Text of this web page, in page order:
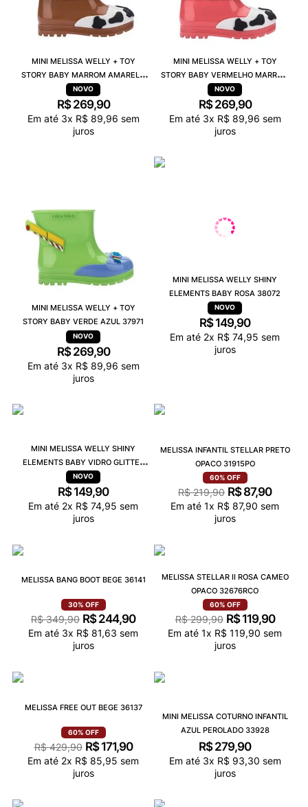
MINI MELISSA WELLY + TOY
STORY BABY MARROM AMARELO
37971
R$ 269,90
Em até 3x R$ 89,96 sem
juros
MINI MELISSA WELLY + TOY
STORY BABY VERMELHO MARROM
37971
R$ 269,90
Em até 3x R$ 89,96 sem
juros
MINI MELISSA WELLY + TOY
STORY BABY VERDE AZUL 37971
R$ 269,90
Em até 3x R$ 89,96 sem
juros
MINI MELISSA WELLY SHINY
ELEMENTS BABY ROSA 38072
R$ 149,90
Em até 2x R$ 74,95 sem
juros
MINI MELISSA WELLY SHINY
ELEMENTS BABY VIDRO GLITTER
38072
R$ 149,90
Em até 2x R$ 74,95 sem
juros
MELISSA INFANTIL STELLAR PRETO
OPACO 31915PO
60% OFF
R$ 219,90 R$ 87,90
Em até 1x R$ 87,90 sem
juros
MELISSA BANG BOOT BEGE 36141
30% OFF
R$ 349,90 R$ 244,90
Em até 3x R$ 81,63 sem
juros
MELISSA STELLAR II ROSA CAMEO
OPACO 32676RCO
60% OFF
R$ 299,90 R$ 119,90
Em até 1x R$ 119,90 sem
juros
MELISSA FREE OUT BEGE 36137
60% OFF
R$ 429,90 R$ 171,90
Em até 2x R$ 85,95 sem
juros
MINI MELISSA COTURNO INFANTIL
AZUL PEROLADO 33928
R$ 279,90
Em até 3x R$ 93,30 sem
juros